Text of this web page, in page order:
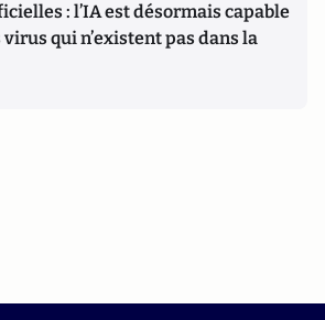
: l’IA est désormais capable
qui n’existent pas dans la